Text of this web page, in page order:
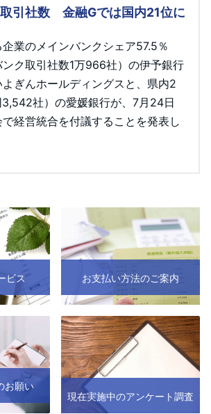
引社数 金融Gでは国内21位に
業のメインバンクシェア57.5％
ンク取引社数1万966社）の伊予銀行
ぎんホールディングスと、県内2
社）の愛媛銀行が、7月24日
経営統合を付議することを発表し
ビス お支払い方法のご案内
お願い
現在実施中のアンケート調査